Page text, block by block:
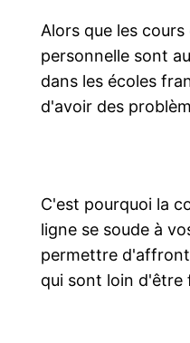
Alors que les
personnelle sont
dans les écoles
d'avoir des
C'est pourquoi la
ligne se soude à
permettre
qui sont loin d'être